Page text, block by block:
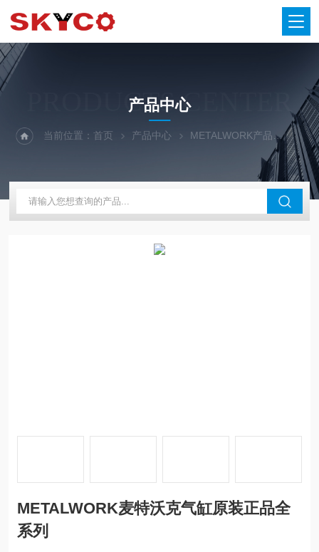
PRODUCTS CENTER
产品中心
当前位置：首页 产品中心 METALWORK产品 气缸
METALWORK麦特沃克气缸原装正品全
系列